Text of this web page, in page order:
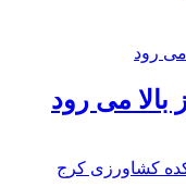
بالا می رود